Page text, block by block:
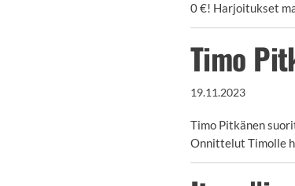
0 €! Harjoitukset
Timo
19.11.2023
Timo Pitkänen
Onnittelut Timolle